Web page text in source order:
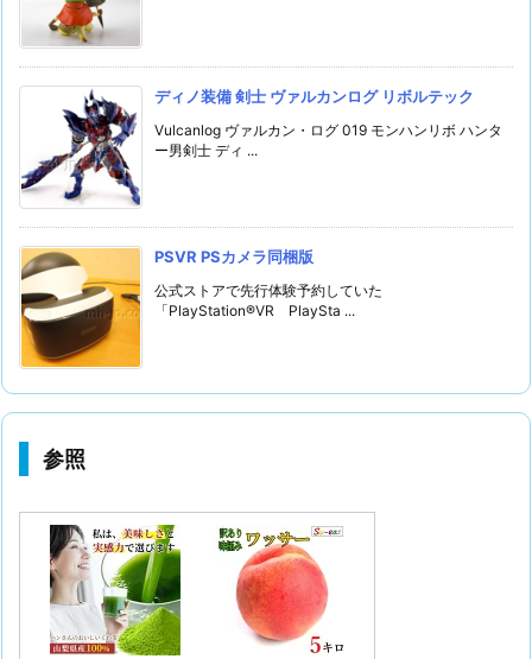
ディノ装備 剣士 ヴァルカンログ リボルテック
Vulcanlog ヴァルカン・ログ 019 モンハンリボ ハンタ
ー男剣士 ディ ...
PSVR PSカメラ同梱版
公式ストアで先行体験予約していた
「PlayStation®VR PlaySta ...
参照